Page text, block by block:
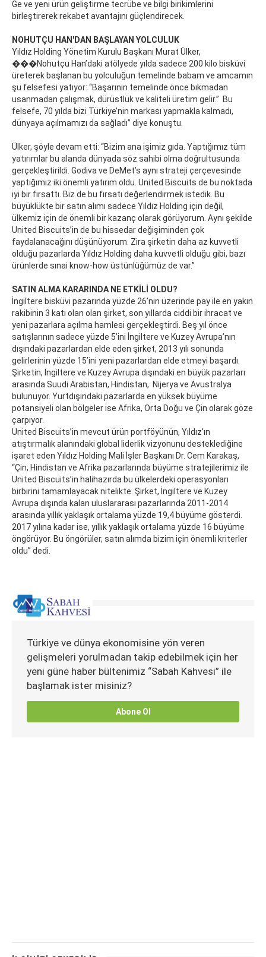
Ge ve yeni ürün geliştirme tecrübe ve bilgi birikimlerini
birleştirerek rekabet avantajını güçlendirecek.
NOHUTÇU HAN'DAN BAŞLAYAN YOLCULUK
Yıldız Holding Yönetim Kurulu Başkanı Murat Ülker,
���Nohutçu Han’daki atölyede yılda sadece 200 kilo bisküvi
üreterek başlanan bu yolculuğun temelinde babam ve amcamın
şu felsefesi yatıyor: “Başarının temelinde önce bıkmadan
usanmadan çalışmak, dürüstlük ve kaliteli üretim gelir.” Bu
felsefe, 70 yılda bizi Türkiye’nin markası yapmakla kalmadı,
dünyaya açılmamızı da sağladı” diye konuştu.
Ülker, şöyle devam etti: “Bizim ana işimiz gıda. Yaptığımız tüm
yatırımlar bu alanda dünyada söz sahibi olma doğrultusunda
gerçekleştirildi. Godiva ve DeMet’s aynı strateji çerçevesinde
yaptığımız iki önemli yatırım oldu. United Biscuits de bu noktada
iyi bir fırsattı. Biz de bu fırsatı değerlendirmek istedik. Bu
büyüklükte bir satın alımı sadece Yıldız Holding için değil,
ülkemiz için de önemli bir kazanç olarak görüyorum. Aynı şekilde
United Biscuits’in de bu hissedar değişiminden çok
faydalanacağını düşünüyorum. Zira şirketin daha az kuvvetli
olduğu pazarlarda Yıldız Holding daha kuvvetli olduğu gibi, bazı
ürünlerde sınai know-how üstünlüğümüz de var.”
SATIN ALMA KARARINDA NE ETKİLİ OLDU?
İngiltere bisküvi pazarında yüzde 26’nın üzerinde pay ile en yakın
rakibinin 3 katı olan olan şirket, son yıllarda ciddi bir ihracat ve
yeni pazarlara açılma hamlesi gerçekleştirdi. Beş yıl önce
satışlarının sadece yüzde 5’ini İngiltere ve Kuzey Avrupa’nın
dışındaki pazarlardan elde eden şirket, 2013 yılı sonunda
gelirlerinin yüzde 15’ini yeni pazarlardan elde etmeyi başardı.
Şirketin, İngiltere ve Kuzey Avrupa dışındaki en büyük pazarları
arasında Suudi Arabistan, Hindistan, Nijerya ve Avustralya
bulunuyor. Yurtdışındaki pazarlarda en yüksek büyüme
potansiyeli olan bölgeler ise Afrika, Orta Doğu ve Çin olarak göze
çarpıyor.
United Biscuits’in mevcut ürün portföyünün, Yıldız’ın
atıştırmalık alanındaki global liderlik vizyonunu desteklediğine
işaret eden Yıldız Holding Mali İşler Başkanı Dr. Cem Karakaş,
“Çin, Hindistan ve Afrika pazarlarında büyüme stratejilerimiz ile
United Biscuits’in halihazırda bu ülkelerdeki operasyonları
birbirini tamamlayacak nitelikte. Şirket, İngiltere ve Kuzey
Avrupa dışında kalan uluslararası pazarlarında 2011-2014
arasında yıllık yaklaşık ortalama yüzde 19,4 büyüme gösterdi.
2017 yılına kadar ise, yıllık yaklaşık ortalama yüzde 16 büyüme
öngörüyor. Bu öngörüler, satın alımda bizim için önemli kriterler
oldu” dedi.
Türkiye ve dünya ekonomisine yön veren
gelişmeleri yorulmadan takip edebilmek için her
yeni güne haber bültenimiz “Sabah Kahvesi” ile
başlamak ister misiniz?
Abone Ol